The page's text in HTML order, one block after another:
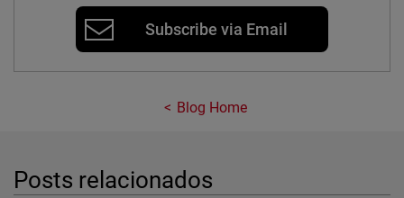
Subscribe via Email
Blog Home
Posts relacionados